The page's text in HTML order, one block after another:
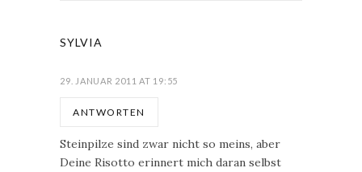
SYLVIA
29. JANUAR 2011 AT 19:55
ANTWORTEN
Steinpilze sind zwar nicht so meins, aber
Deine Risotto erinnert mich daran selbst